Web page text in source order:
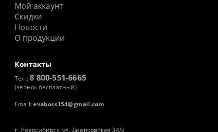
Мой аккаунт
Скидки
Новости
О продукции
Контакты
Тел.:8 800-551-6665
(звонок бесплатный)
Email: evaboss154@gmail.com
г. Новосибирск, ул. Днепровская 34/9